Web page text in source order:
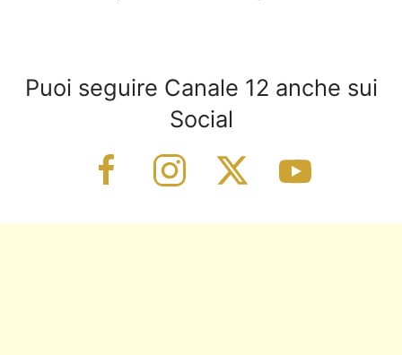
Puoi seguire Canale 12 anche sui
Social